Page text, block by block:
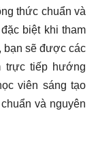
thức chuẩn và
biệt khi tham
bạn sẽ được các
trực tiếp hướng
viên sáng tạo
và nguyên